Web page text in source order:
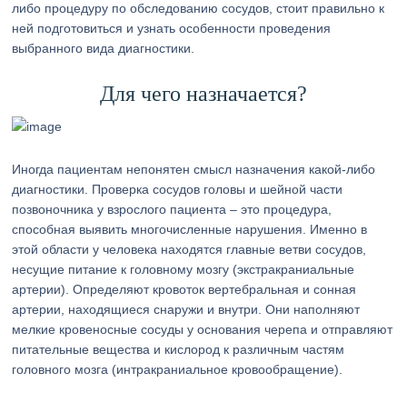
либо процедуру по обследованию сосудов, стоит правильно к
ней подготовиться и узнать особенности проведения
выбранного вида диагностики.
Для чего назначается?
Иногда пациентам непонятен смысл назначения какой-либо
диагностики. Проверка сосудов головы и шейной части
позвоночника у взрослого пациента – это процедура,
способная выявить многочисленные нарушения. Именно в
этой области у человека находятся главные ветви сосудов,
несущие питание к головному мозгу (экстракраниальные
артерии). Определяют кровоток вертебральная и сонная
артерии, находящиеся снаружи и внутри. Они наполняют
мелкие кровеносные сосуды у основания черепа и отправляют
питательные вещества и кислород к различным частям
головного мозга (интракраниальное кровообращение).